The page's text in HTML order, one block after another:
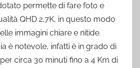
permette di fare foto e
QHD 2,7K, in questo modo
immagini chiare e nitide.
è notevole, infatti è in grado di
circa 30 minuti fino a 4 Km di